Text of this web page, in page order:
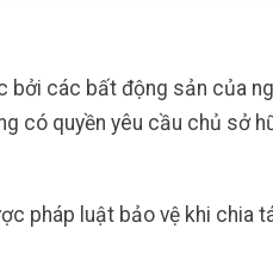
bởi các bất động sản của
có quyền yêu cầu chủ sở
pháp luật bảo vệ khi chia